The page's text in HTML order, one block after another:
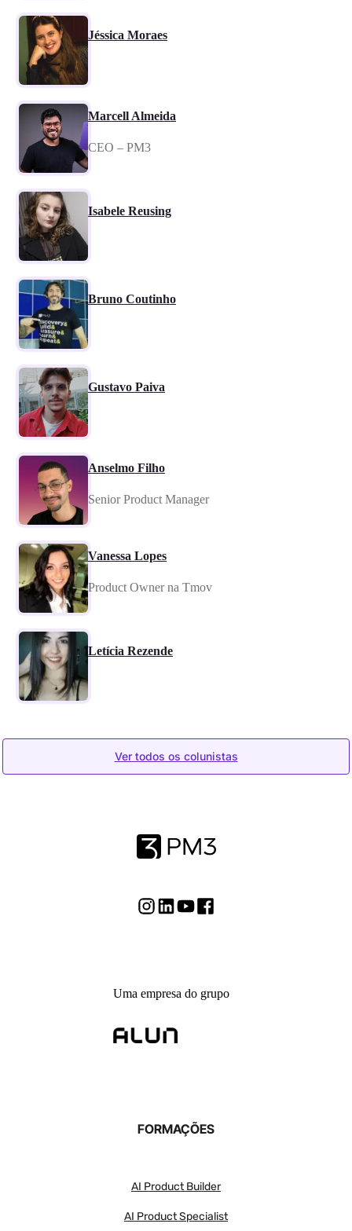
Jéssica Moraes
Marcell Almeida
CEO – PM3
Isabele Reusing
Bruno Coutinho
Gustavo Paiva
Anselmo Filho
Senior Product Manager
Vanessa Lopes
Product Owner na Tmov
Letícia Rezende
Ver todos os colunistas
Uma empresa do grupo
FORMAÇÕES
AI Product Builder
AI Product Specialist